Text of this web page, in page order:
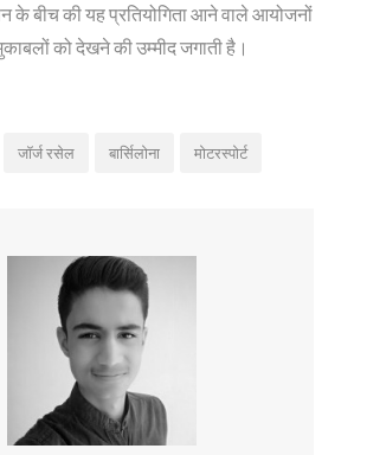
के बीच की यह प्रतियोगिता आने वाले आयोजनों
को देखने की उम्मीद जगाती है।
जॉर्ज रसेल बार्सिलोना मोटरस्पोर्ट